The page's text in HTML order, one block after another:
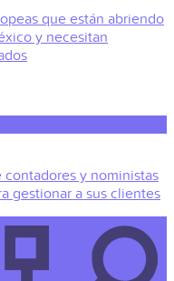
que están abriendo
y necesitan
contadores y noministas
gestionar a sus clientes